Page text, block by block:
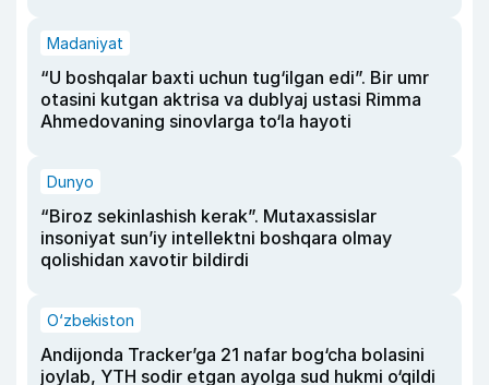
Madaniyat
“U boshqalar baxti uchun tug‘ilgan edi”. Bir umr
otasini kutgan aktrisa va dublyaj ustasi Rimma
Ahmedovaning sinovlarga to‘la hayoti
Dunyo
“Biroz sekinlashish kerak”. Mutaxassislar
insoniyat sun’iy intellektni boshqara olmay
qolishidan xavotir bildirdi
O‘zbekiston
Andijonda Tracker’ga 21 nafar bog‘cha bolasini
joylab, YTH sodir etgan ayolga sud hukmi o‘qildi